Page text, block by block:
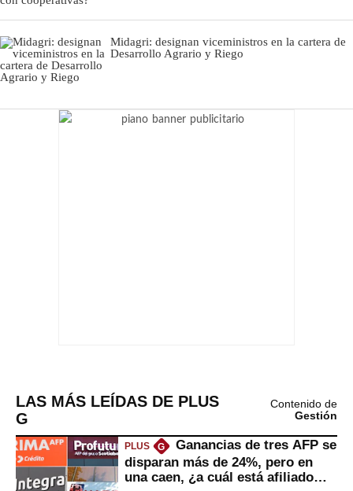
Midagri: designan viceministros en la cartera de
Desarrollo Agrario y Riego
LAS MÁS LEÍDAS DE PLUS
G
Contenido de
Gestión
PLUS G
Ganancias de tres AFP se
disparan más de 24%, pero en
una caen, ¿a cuál está afiliado